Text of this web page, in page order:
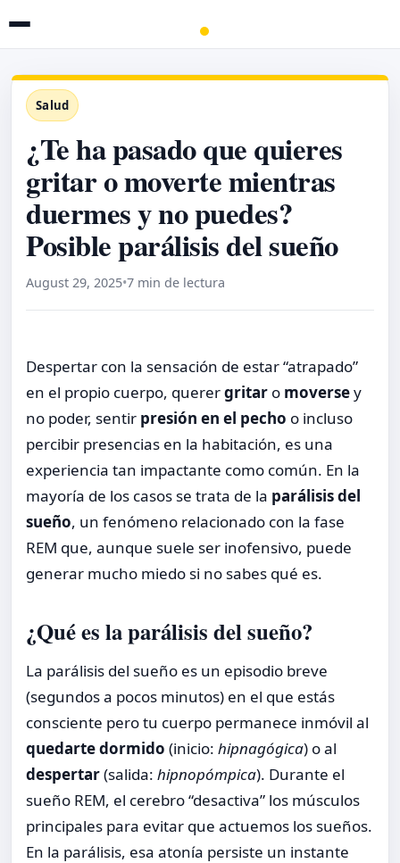
Salud
¿Te ha pasado que quieres
gritar o moverte mientras
duermes y no puedes?
Posible parálisis del sueño
August 29, 2025•7 min de lectura
Despertar con la sensación de estar “atrapado”
en el propio cuerpo, querergritar o moversey
no poder, sentir presión en el pecho o incluso
percibir presencias en la habitación, es una
experiencia tan impactante como común. En la
mayoría de los casos se trata de la parálisis del
sueño, un fenómeno relacionado con la fase
REM que, aunque suele ser inofensivo, puede
generar mucho miedo si no sabes qué es.
¿Qué es la parálisis del sueño?
La parálisis del sueño es un episodio breve
(segundos a pocos minutos) en el que estás
consciente pero tu cuerpo permanece inmóvil al
quedarte dormido (inicio: hipnagógica) o al
despertar(salida: hipnopómpica). Durante el
sueño REM, el cerebro “desactiva” los músculos
principales para evitar que actuemos los sueños.
En la parálisis, esa atonía persiste un instante